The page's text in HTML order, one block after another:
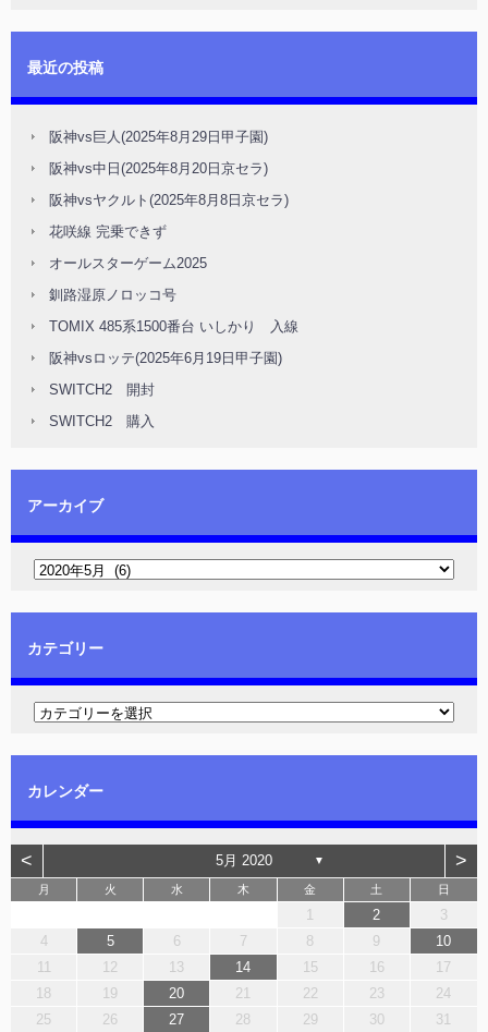
最近の投稿
阪神vs巨人(2025年8月29日甲子園)
阪神vs中日(2025年8月20日京セラ)
阪神vsヤクルト(2025年8月8日京セラ)
花咲線 完乗できず
オールスターゲーム2025
釧路湿原ノロッコ号
TOMIX 485系1500番台 いしかり 入線
阪神vsロッテ(2025年6月19日甲子園)
SWITCH2 開封
SWITCH2 購入
アーカイブ
カテゴリー
カレンダー
< 5月 2020 ▼ >
月 火 水 木 金 土 日
1 2
3
4
5 6 7 8 9
10
11
12 13 14 15 16
17
18
19 20 21 22 23
24
25
26 27 28 29 30 31